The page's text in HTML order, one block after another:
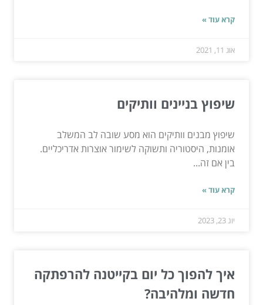
קרא עוד »
אוג 11, 2021
שיפוץ בניינים וותיקים
שיפוץ מבנים וותיקים הוא מסע שובה לב המשלב
אומנות, היסטוריה ותשוקה לשימור אוצרות אדריכליים.
בין אם זה...
קרא עוד »
יונ 23, 2023
איך להפוך כל יום בקייטנה להרפתקה
חדשה ומלהיבה?